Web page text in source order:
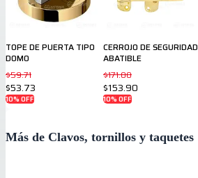
TOPE DE PUERTA TIPO
DOMO
$59.71
$53.73
10% OFF
CERROJO DE SEGURIDAD
ABATIBLE
$171.00
$153.90
10% OFF
Más de Clavos, tornillos y taquetes